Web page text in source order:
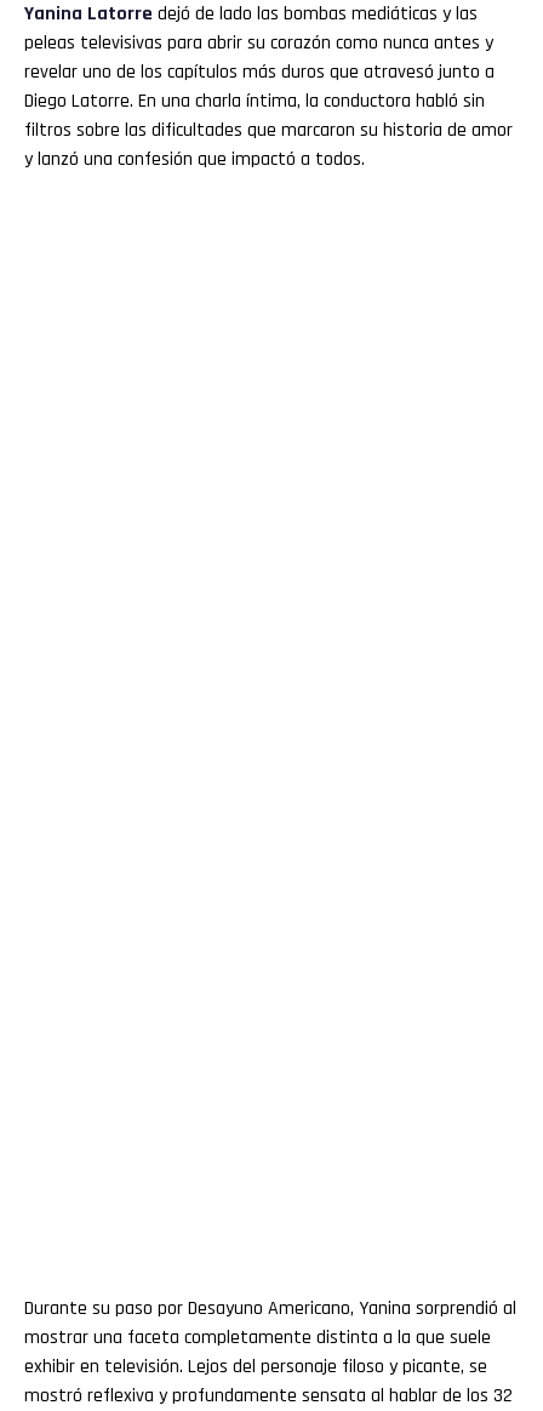
Yanina Latorre dejó de lado las bombas mediáticas y las
peleas televisivas para abrir su corazón como nunca antes y
revelar uno de los capítulos más duros que atravesó junto a
Diego Latorre. En una charla íntima, la conductora habló sin
filtros sobre las dificultades que marcaron su historia de amor
y lanzó una confesión que impactó a todos.
Durante su paso por Desayuno Americano, Yanina sorprendió al
mostrar una faceta completamente distinta a la que suele
exhibir en televisión. Lejos del personaje filoso y picante, se
mostró reflexiva y profundamente sensata al hablar de los 32